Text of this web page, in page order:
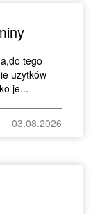
tego
uzytków
je...
03.08.2026